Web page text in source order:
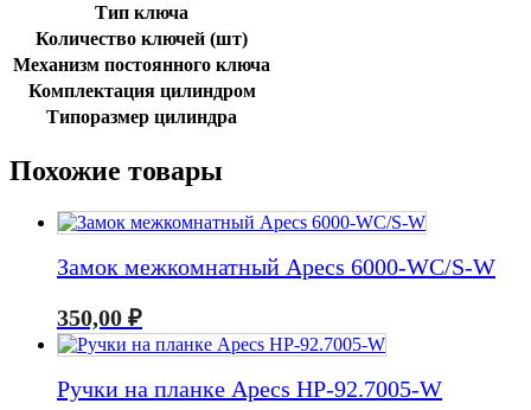
Тип ключа
Количество ключей (шт)
Механизм постоянного ключа
Комплектация цилиндром
Типоразмер цилиндра
Похожие товары
Замок межкомнатный Apecs 6000-WC/S-W
350,00 ₽
Ручки на планке Apecs HP-92.7005-W